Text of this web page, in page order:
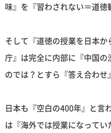
味』を『習わされない＝道徳
そして『道徳の授業を日本
庁』は完全に内部に『中国の
のでは？とすら『答え合わせ
日本も『空白の400年』と言
は『海外では授業になって